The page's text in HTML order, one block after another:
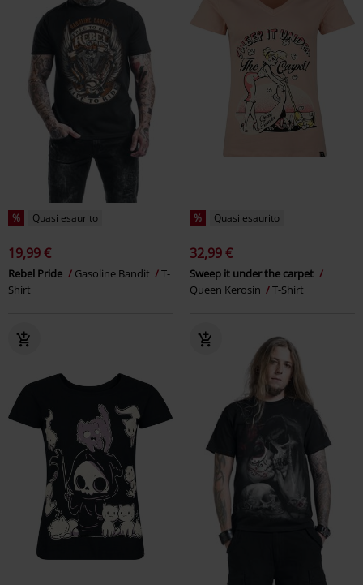
% Quasi esaurito
19,99 €
Rebel Pride Gasoline Bandit
T-
Shirt
% Quasi esaurito
32,99 €
Sweep it under the carpet
Queen Kerosin
T-Shirt